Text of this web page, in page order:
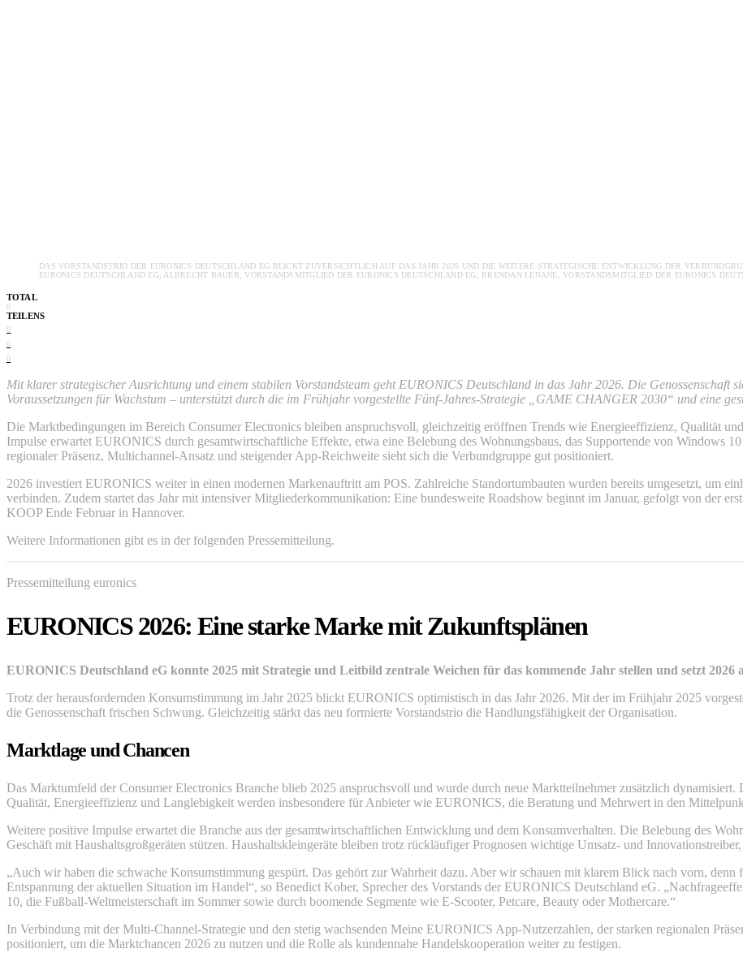
DAS VORSTANDSTRIO DER EURONICS DEUTSCHLAND EG BLICKT ZUVERSICHTLICH AUF DAS JAHR 2026 UND DIE WEITERE STRATEGISCHE ENTWICKLUNG DER
EURONICS DEUTSCHLAND EG; ALBRECHT BAUER, VORSTANDSMITGLIED DER EURONICS DEUTSCHLAND EG; BRENDAN LENANE, VORSTANDSMITGLIED DER EURONICS
TOTAL
0
TEILENS
0
0
0
Mit klarer strategischer Ausrichtung und einem stabilen Vorstandsteam geht EURONICS Deutschland in das Jahr 2026. Die Genossenschaft
Voraussetzungen für Wachstum – unterstützt durch die im Frühjahr vorgestellte Fünf-Jahres-Strategie „GAME CHANGER 2030“ und eine
Die Marktbedingungen im Bereich Consumer Electronics bleiben anspruchsvoll, gleichzeitig eröffnen Trends wie Energieeffizienz, Qualität
Impulse erwartet EURONICS durch gesamtwirtschaftliche Effekte, etwa eine Belebung des Wohnungsbaus, das Supportende von Windows
regionaler Präsenz, Multichannel-Ansatz und steigender App-Reichweite sieht sich die Verbundgruppe gut positioniert.
2026 investiert EURONICS weiter in einen modernen Markenauftritt am POS. Zahlreiche Standortumbauten wurden bereits umgesetzt, um
verbinden. Zudem startet das Jahr mit intensiver Mitgliederkommunikation: Eine bundesweite Roadshow beginnt im Januar, gefolgt von der
KOOP Ende Februar in Hannover.
Weitere Informationen gibt es in der folgenden Pressemitteilung.
Pressemitteilung euronics
EURONICS 2026: Eine starke Marke mit Zukunftsplänen
EURONICS Deutschland eG konnte 2025 mit Strategie und Leitbild zentrale Weichen für das kommende Jahr stellen und setzt
Trotz der herausfordernden Konsumstimmung im Jahr 2025 blickt EURONICS optimistisch in das Jahr 2026. Mit der im Frühjahr 2025
die Genossenschaft frischen Schwung. Gleichzeitig stärkt das neu formierte Vorstandstrio die Handlungsfähigkeit der Organisation.
Marktlage und Chancen
Das Marktumfeld der Consumer Electronics Branche blieb 2025 anspruchsvoll und wurde durch neue Marktteilnehmer zusätzlich
Qualität, Energieeffizienz und Langlebigkeit werden insbesondere für Anbieter wie EURONICS, die Beratung und Mehrwert in den
Weitere positive Impulse erwartet die Branche aus der gesamtwirtschaftlichen Entwicklung und dem Konsumverhalten. Die Belebung des
Geschäft mit Haushaltsgroßgeräten stützen. Haushaltskleingeräte bleiben trotz rückläufiger Prognosen wichtige Umsatz- und
„Auch wir haben die schwache Konsumstimmung gespürt. Das gehört zur Wahrheit dazu. Aber wir schauen mit klarem Blick nach vorn,
Entspannung der aktuellen Situation im Handel“, so Benedict Kober, Sprecher des Vorstands der EURONICS Deutschland eG.
10, die Fußball-Weltmeisterschaft im Sommer sowie durch boomende Segmente wie E-Scooter, Petcare, Beauty oder Mothercare.“
In Verbindung mit der Multi-Channel-Strategie und den stetig wachsenden Meine EURONICS App-Nutzerzahlen, der starken regionalen
positioniert, um die Marktchancen 2026 zu nutzen und die Rolle als kundennahe Handelskooperation weiter zu festigen.